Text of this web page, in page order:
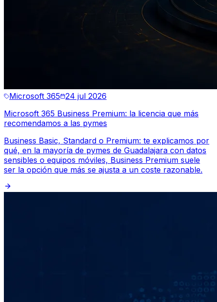
Microsoft 365 24 jul 2026
Microsoft 365 Business Premium: la licencia que más
recomendamos a las pymes
Business Basic, Standard o Premium: te explicamos por
qué, en la mayoría de pymes de Guadalajara con datos
sensibles o equipos móviles, Business Premium suele
ser la opción que más se ajusta a un coste razonable.